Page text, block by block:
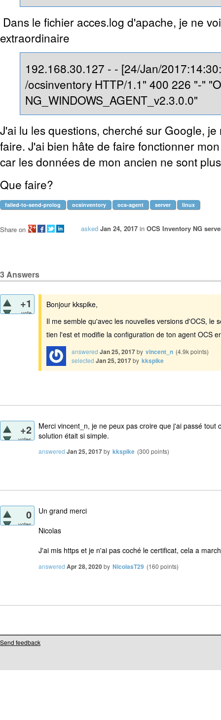
Dans le fichier acces.log d'apache, je ne
extraordinaire
192.168.30.127 - - [24/Jan/
/ocsinventory HTTP/1.1" 400 226 "-"
NG_WINDOWS_AGENT_v2.3.0.0"
J'ai lu les questions, cherché sur Google,
faire. J'ai bien hâte de faire fonctionner
car les données de mon ancien ne sont
Que faire?
failed-to-send-prolog ocsinventory ocs-agent server linux
asked Jan 24, 2017 in OCS Inventory NG
Share on
3Answers
+1
vote
Bonjour kkspike,
Il me semble qu'avec les nouvelles versions d'OCS, le
tien l'est et modifie la configuration de ton agent OCS
answered Jan 25, 2017by vincent_n (4.9kpoints)
selected Jan 25, 2017by kkspike
+2
votes
Merci vincent_n, je ne peux pas croire que j'ai passé tout
solution était si simple.
answered Jan 25, 2017by kkspike (300 points)
0
votes
Un grand merci
Nicolas
J'ai mis https et je n'ai pas coché le certificat, cela a
answered Apr 28, 2020by NicolasT29 (160 points)
Send feedback